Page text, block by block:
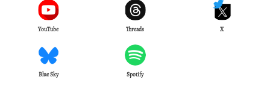
YouTube Threads X
Blue Sky Spotify